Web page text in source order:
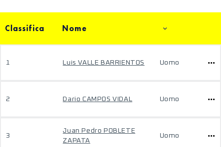
Classifica Nome
1 Luis VALLE BARRIENTOS Uomo
2 Dario CAMPOS VIDAL Uomo
3
Juan Pedro POBLETE
ZAPATA
Uomo